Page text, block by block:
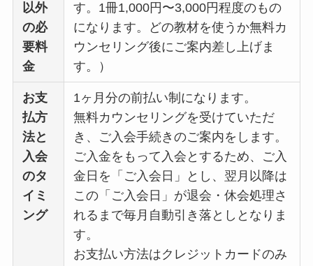
以外
の必
要料
金
す。1冊1,000円〜3,000円程度のもの
になります。どの教材を使うか無料カ
ウンセリング後にご案内差し上げま
す。）
お支
払方
法と
入会
のタ
イミ
ング
1ヶ月分の前払い制になります。
無料カウンセリングを受けていただ
き、ご入会手続きのご案内をします。
ご入金をもって入会とするため、ご入
金日を「ご入会日」とし、翌月以降は
この「ご入会日」が退会・休会処理さ
れるまで毎月自動引き落としとなりま
す。
お支払い方法はクレジットカードのみ